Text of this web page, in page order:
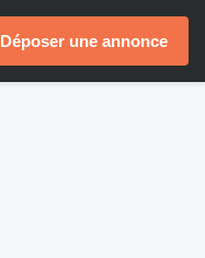
Déposer une annonce